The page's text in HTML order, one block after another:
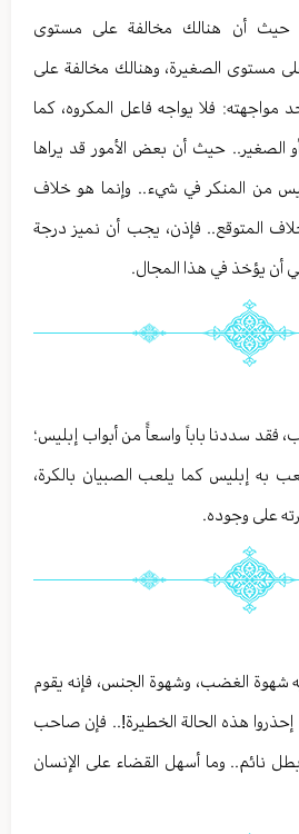
حيث أن هنالك مخالفة على مستوى
مستوى الصغيرة، وهنالك مخالفة على
مواجهته: فلا يواجه فاعل المكروه، كما
أو الصغير.. حيث أن بعض الأمور قد يراها
من المنكر في شيء.. وإنما هو خلاف
المتوقع.. فإذن، يجب أن نميز درجة
أن يؤخذ في هذا المجال.
فقد سددنا باباً واسعاًً من أبواب إبليس؛
به إبليس كما يلعب الصبيان بالكرة،
على وجوده.
شهوة الغضب، وشهوة الجنس، فإنه يقوم
إحذروا هذه الحالة الخطيرة!.. فإن صاحب
نائم.. وما أسهل القضاء على الإنسان